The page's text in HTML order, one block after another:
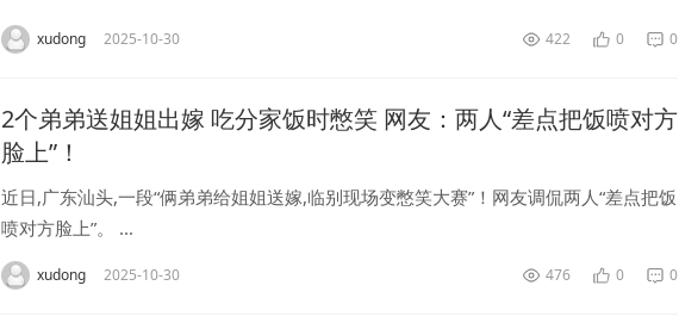
xudong 2025-10-30 422 0 0
2个弟弟送姐姐出嫁 吃分家饭时憋笑 网友：两人“差点把饭喷对方
脸上”！
近日,广东汕头,一段“俩弟弟给姐姐送嫁,临别现场变憋笑大赛”！网友调侃两人“差点把饭
喷对方脸上”。 ...
xudong 2025-10-30 476 0 0